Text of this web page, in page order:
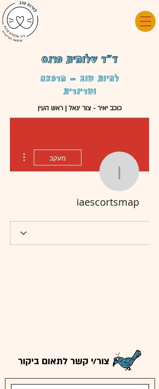
ד"ר שלומית פרנס
לחיות טוב - מרפאה
וטרינרית
כוכב יאיר - צור יגאל | ראש העין
iaescortsmap
מעקב
iaescortsmap
צור/י קשר לתאום ביקור